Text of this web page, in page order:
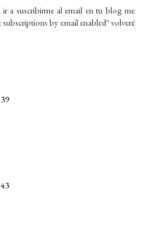
a suscribirme al email en tu blog me
by email enabled" volveré